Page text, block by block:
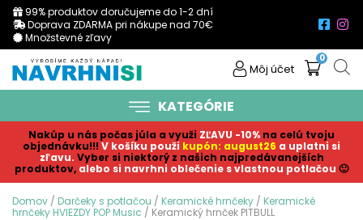
99% produktov doručujeme do 1-2 dní
Doprava ZDARMA pri nákupe nad 70€
Množstevné zľavy
Môj účet
0
KATEGÓRIE
Nakúp u nás počas júla a využi ZĽAVU -10% na celú tvoju
objednávku!!! V košíku použi kupón: august26 a uplatni si
zľavu. Vyber si niektorý z našich najpredávanejších
produktov, alebo si navrhni oblečenie s vlastnou potlačou 🙂
Domov / Darčeky s potlačou / Keramické hrnčeky / Keramické
hrnčeky HVIEZDY POP Music / Keramický hrnček PITBULL